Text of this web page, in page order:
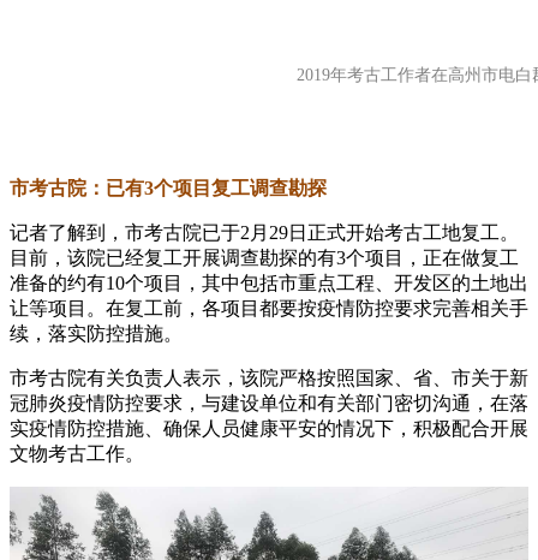
2019年考古工作者在高州市电
市考古院：已有3个项目复工调查勘探
记者了解到，市考古院已于2月29日正式开始考古工地复工。
目前，该院已经复工开展调查勘探的有3个项目，正在做复工
准备的约有10个项目，其中包括市重点工程、开发区的土地出
让等项目。在复工前，各项目都要按疫情防控要求完善相关手
续，落实防控措施。
市考古院有关负责人表示，该院严格按照国家、省、市关于新
冠肺炎疫情防控要求，与建设单位和有关部门密切沟通，在落
实疫情防控措施、确保人员健康平安的情况下，积极配合开展
文物考古工作。